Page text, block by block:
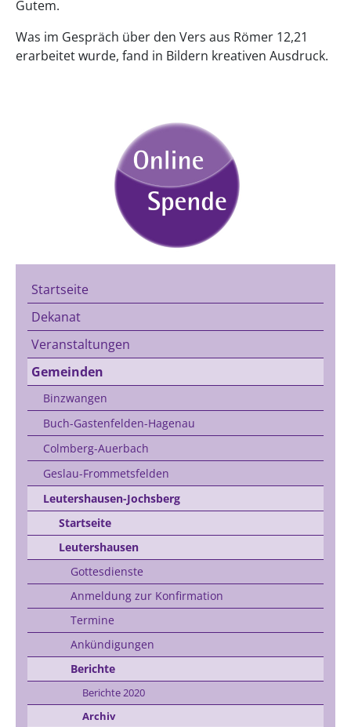
Gutem.
Was im Gespräch über den Vers aus Römer 12,21
erarbeitet wurde, fand in Bildern kreativen Ausdruck.
Startseite
Dekanat
Veranstaltungen
Gemeinden
Binzwangen
Buch-Gastenfelden-Hagenau
Colmberg-Auerbach
Geslau-Frommetsfelden
Leutershausen-Jochsberg
Startseite
Leutershausen
Gottesdienste
Anmeldung zur Konfirmation
Termine
Ankündigungen
Berichte
Berichte 2020
Archiv